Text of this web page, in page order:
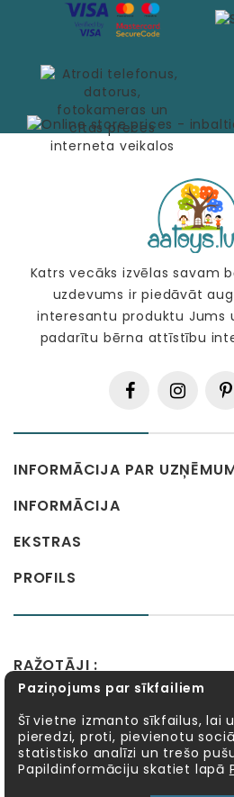
Katrs vecāks izvēlas savam
uzdevums ir piedāvāt
interesantu produktu Jums
padarītu bērna attīstību
INFORMĀCIJA PAR
INFORMĀCIJA
EKSTRAS
PROFILS
RAŽOTĀJI :
Alexander Toys APLI kids
Fat Brain Toys
Goula
Meadow Kids
MELI
Möbi
PlayGo Quercetti
Paziņojums par sīkfailiem
Šī vietne izmanto sīkfailus, lai
pieredzi, proti, pievienotu
statistisko analīzi un trešo
Papildinformāciju skatiet lapā